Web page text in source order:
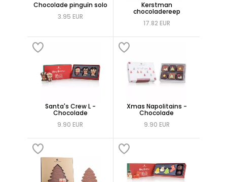
Chocolade pinguïn solo
3.95 EUR
Kerstman
chocoladereep
17.82 EUR
Santa's Crew L -
Chocolade
9.90 EUR
Xmas Napolitains -
Chocolade
9.90 EUR